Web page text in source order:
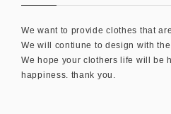
We want to provide clothes that
We will contiune to design with
We hope your clothers life will be
happiness. thank you.